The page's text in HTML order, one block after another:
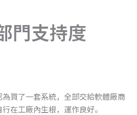
門支持度
買了一套系統，全部交給軟體廠商
在工廠內生根，運作良好。